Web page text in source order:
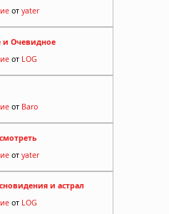
от yater
и Очевидное
от LOG
от Baro
от yater
и астрал
от LOG